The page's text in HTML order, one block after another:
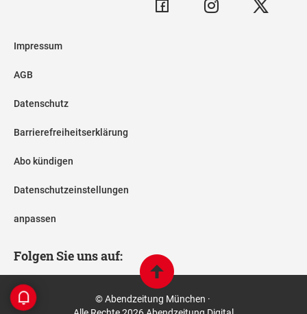
Impressum
AGB
Datenschutz
Barrierefreiheitserklärung
Abo kündigen
Datenschutzeinstellungen
anpassen
Folgen Sie uns auf:
© Abendzeitung München ·